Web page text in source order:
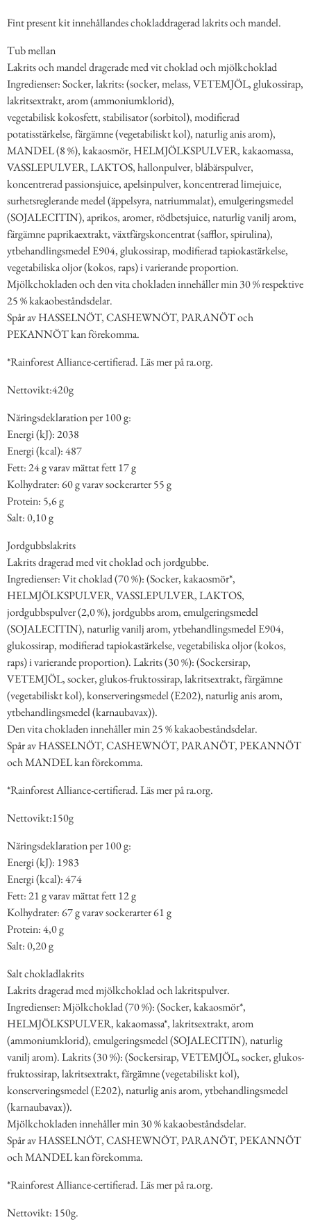
Fint present kit innehållandes chokladdragerad lakrits och mandel.
Tub mellan
Lakrits och mandel dragerade med vit choklad och mjölkchoklad
Ingredienser: Socker, lakrits: (socker, melass, VETEMJÖL, glukossirap,
lakritsextrakt, arom (ammoniumklorid),
vegetabilisk kokosfett, stabilisator (sorbitol), modifierad
potatisstärkelse, färgämne (vegetabiliskt kol), naturlig anis arom),
MANDEL (8 %), kakaosmör, HELMJÖLKSPULVER, kakaomassa,
VASSLEPULVER, LAKTOS, hallonpulver, blåbärspulver,
koncentrerad passionsjuice, apelsinpulver, koncentrerad limejuice,
surhetsreglerande medel (äppelsyra, natriummalat), emulgeringsmedel
(SOJALECITIN), aprikos, aromer, rödbetsjuice, naturlig vanilj arom,
färgämne paprikaextrakt, växtfärgskoncentrat (safflor, spirulina),
ytbehandlingsmedel E904, glukossirap, modifierad tapiokastärkelse,
vegetabiliska oljor (kokos, raps) i varierande proportion.
Mjölkchokladen och den vita chokladen innehåller min 30 % respektive
25 % kakaobeståndsdelar.
Spår av HASSELNÖT, CASHEWNÖT, PARANÖT och
PEKANNÖT kan förekomma.
*Rainforest Alliance-certifierad. Läs mer på ra.org.
Nettovikt:420g
Näringsdeklaration per 100 g:
Energi (kJ): 2038
Energi (kcal): 487
Fett: 24 g varav mättat fett 17 g
Kolhydrater: 60 g varav sockerarter 55 g
Protein: 5,6 g
Salt: 0,10 g
Jordgubbslakrits
Lakrits dragerad med vit choklad och jordgubbe.
Ingredienser: Vit choklad (70 %): (Socker, kakaosmör*,
HELMJÖLKSPULVER, VASSLEPULVER, LAKTOS,
jordgubbspulver (2,0 %), jordgubbs arom, emulgeringsmedel
(SOJALECITIN), naturlig vanilj arom, ytbehandlingsmedel E904,
glukossirap, modifierad tapiokastärkelse, vegetabiliska oljor (kokos,
raps) i varierande proportion). Lakrits (30 %): (Sockersirap,
VETEMJÖL, socker, glukos-fruktossirap, lakritsextrakt, färgämne
(vegetabiliskt kol), konserveringsmedel (E202), naturlig anis arom,
ytbehandlingsmedel (karnaubavax)).
Den vita chokladen innehåller min 25 % kakaobeståndsdelar.
Spår av HASSELNÖT, CASHEWNÖT, PARANÖT, PEKANNÖT
och MANDEL kan förekomma.
*Rainforest Alliance-certifierad. Läs mer på ra.org.
Nettovikt:150g
Näringsdeklaration per 100 g:
Energi (kJ): 1983
Energi (kcal): 474
Fett: 21 g varav mättat fett 12 g
Kolhydrater: 67 g varav sockerarter 61 g
Protein: 4,0 g
Salt: 0,20 g
Salt chokladlakrits
Lakrits dragerad med mjölkchoklad och lakritspulver.
Ingredienser: Mjölkchoklad (70 %): (Socker, kakaosmör*,
HELMJÖLKSPULVER, kakaomassa*, lakritsextrakt, arom
(ammoniumklorid), emulgeringsmedel (SOJALECITIN), naturlig
vanilj arom). Lakrits (30 %): (Sockersirap, VETEMJÖL, socker, glukos-
fruktossirap, lakritsextrakt, färgämne (vegetabiliskt kol),
konserveringsmedel (E202), naturlig anis arom, ytbehandlingsmedel
(karnaubavax)).
Mjölkchokladen innehåller min 30 % kakaobeståndsdelar.
Spår av HASSELNÖT, CASHEWNÖT, PARANÖT, PEKANNÖT
och MANDEL kan förekomma.
*Rainforest Alliance-certifierad. Läs mer på ra.org.
Nettovikt: 150g.